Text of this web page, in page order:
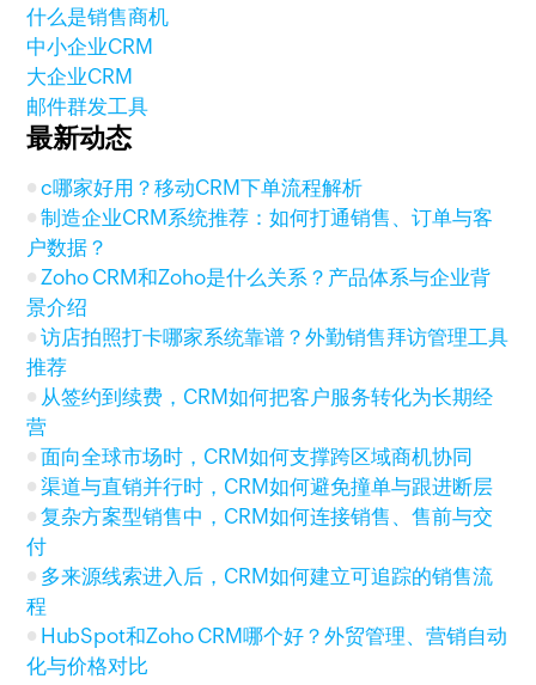
什么是销售商机
中小企业CRM
大企业CRM
邮件群发工具
最新动态
c哪家好用？移动CRM下单流程解析
制造企业CRM系统推荐：如何打通销售、订单与客
户数据？
Zoho CRM和Zoho是什么关系？产品体系与企业背
景介绍
访店拍照打卡哪家系统靠谱？外勤销售拜访管理工具
推荐
从签约到续费，CRM如何把客户服务转化为长期经
营
面向全球市场时，CRM如何支撑跨区域商机协同
渠道与直销并行时，CRM如何避免撞单与跟进断层
复杂方案型销售中，CRM如何连接销售、售前与交
付
多来源线索进入后，CRM如何建立可追踪的销售流
程
HubSpot和Zoho CRM哪个好？外贸管理、营销自动
化与价格对比